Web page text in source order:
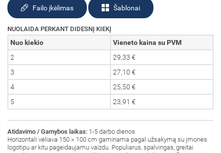
Failo įkėlimas Šablonai
NUOLAIDA PERKANT DIDESNĮ KIEKĮ
Nuo kiekio
Vieneto kaina su PVM
2
29,33 €
3
27,10 €
4
25,50 €
5
23,91 €
Atidavimo / Gamybos laikas: 1-5 darbo dienos
Horizontali vėliava 150 × 100 cm gaminama pagal užsakymą su įmonės
logotipu ar kitu pageidaujamu vaizdu. Populiarus, spalvingas, greitai